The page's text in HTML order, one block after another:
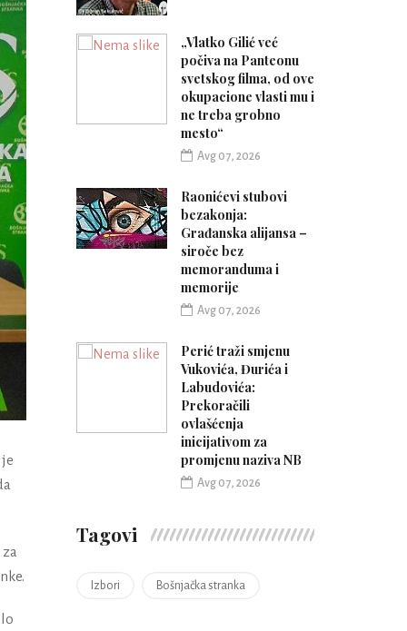
„Vlatko Gilić već
počiva na Panteonu
svetskog filma, od ove
okupacione vlasti mu i
ne treba grobno
mesto“
Avg 07, 2026
Raonićevi stubovi
bezakonja:
Građanska alijansa –
siroče bez
memoranduma i
memorije
Avg 07, 2026
Perić traži smjenu
Vukovića, Đurića i
Labudovića:
Prekoračili
ovlašćenja
inicijativom za
promjenu naziva NB
Avg 07, 2026
Tagovi
Izbori Bošnjačka stranka